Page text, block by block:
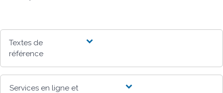
Textes de
référence
Services en ligne et